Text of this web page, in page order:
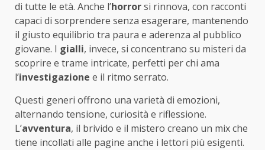
di tutte le età. Anche l’horrorsi rinnova, con racconti
capaci di sorprendere senza esagerare, mantenendo
il giusto equilibrio tra paura e aderenza al pubblico
giovane. I gialli, invece, si concentrano su misteri da
scoprire e trame intricate, perfetti per chi ama
l’investigazione e il ritmo serrato.
Questi generi offrono una varietà di emozioni,
alternando tensione, curiosità e riflessione.
L’avventura, il brivido e il mistero creano un mix che
tiene incollati alle pagine anche i lettori più esigenti.